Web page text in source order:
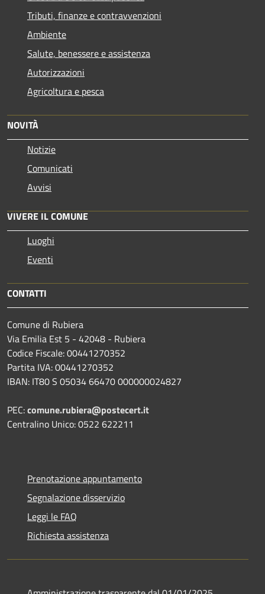
Tributi, finanze e contravvenzioni
Ambiente
Salute, benessere e assistenza
Autorizzazioni
Agricoltura e pesca
NOVITÀ
Notizie
Comunicati
Avvisi
VIVERE IL COMUNE
Luoghi
Eventi
CONTATTI
Comune di Rubiera
Via Emilia Est 5 - 42048 - Rubiera
Codice Fiscale: 00441270352
Partita IVA: 00441270352
IBAN: IT80 S 05034 66470 000000024827
PEC:comune.rubiera@postecert.it
Centralino Unico: 0522 622211
Prenotazione appuntamento
Segnalazione disservizio
Leggi le FAQ
Richiesta assistenza